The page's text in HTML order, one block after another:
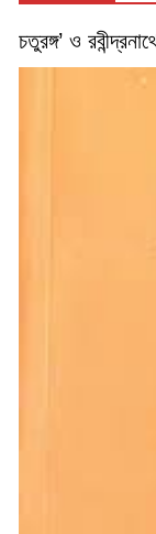
চতুরঙ্গ’ ও